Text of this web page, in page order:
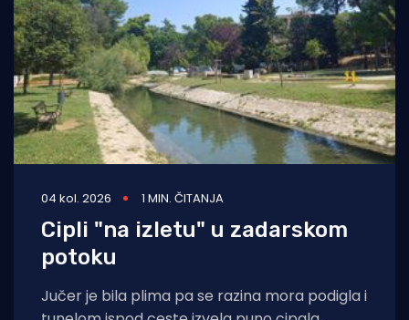
04 kol. 2026 1 MIN. ČITANJA
Cipli "na izletu" u zadarskom
potoku
Jučer je bila plima pa se razina mora podigla i